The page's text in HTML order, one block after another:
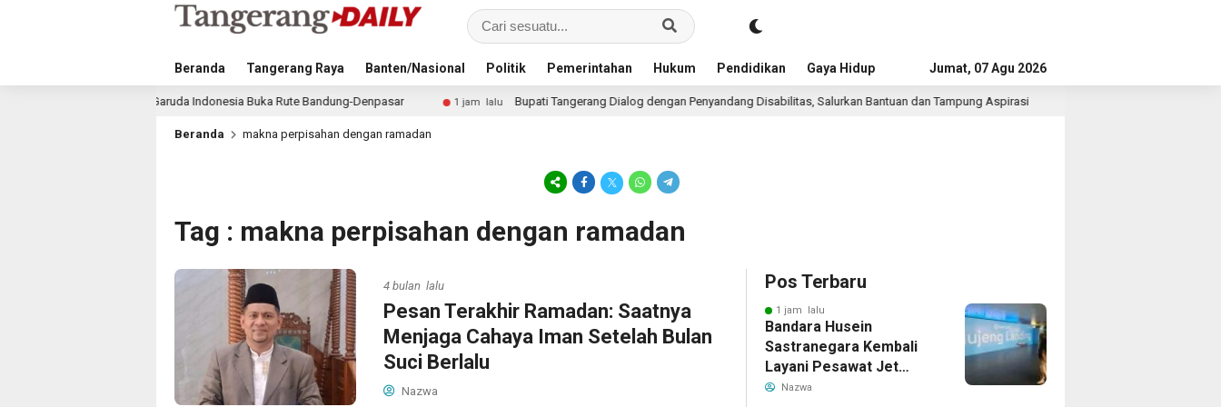
Beranda Tangerang Raya Banten/Nasional Politik Pemerintahan Hukum Pendidikan Gaya Hidup Advertorial
Jumat, 07 Agu 2026
Garuda Indonesia Buka Rute Bandung-Denpasar 1 jam lalu Bupati Tangerang Dialog dengan Penyandang Disabilitas, Salurkan Bantuan dan Tampung Aspirasi 2 jam lalu Mahasiswa Taiwan Mengabdi di
Beranda makna perpisahan dengan ramadan
Tag : makna perpisahan dengan ramadan
4 bulan lalu
Pesan Terakhir Ramadan: Saatnya
Menjaga Cahaya Iman Setelah Bulan
Suci Berlalu
Nazwa
Pos Terbaru
1 jam lalu
Bandara Husein
Sastranegara Kembali
Layani Pesawat Jet
Mulai 14 Agustus 2026,
Nazwa